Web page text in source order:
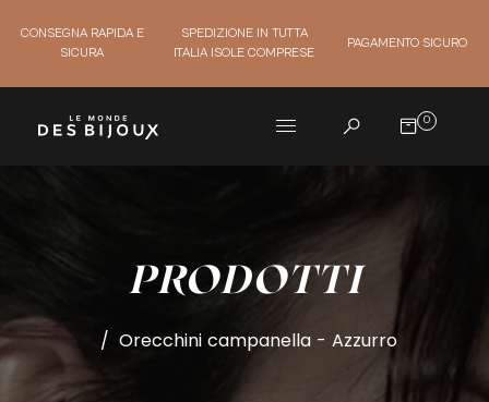
CONSEGNA RAPIDA E
SICURA
SPEDIZIONE IN TUTTA
ITALIA ISOLE COMPRESE
PAGAMENTO SICURO
0
PRODOTTI
/ Orecchini campanella - Azzurro